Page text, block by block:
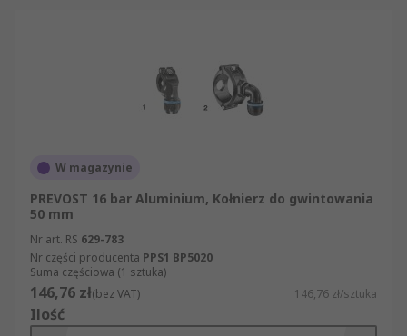
W magazynie
PREVOST 16 bar Aluminium, Kołnierz do gwintowania
50 mm
Nr art. RS 629-783
Nr części producenta PPS1 BP5020
Suma częściowa (1 sztuka)
146,76 zł(bez VAT) 146,76 zł/sztuka
Ilość